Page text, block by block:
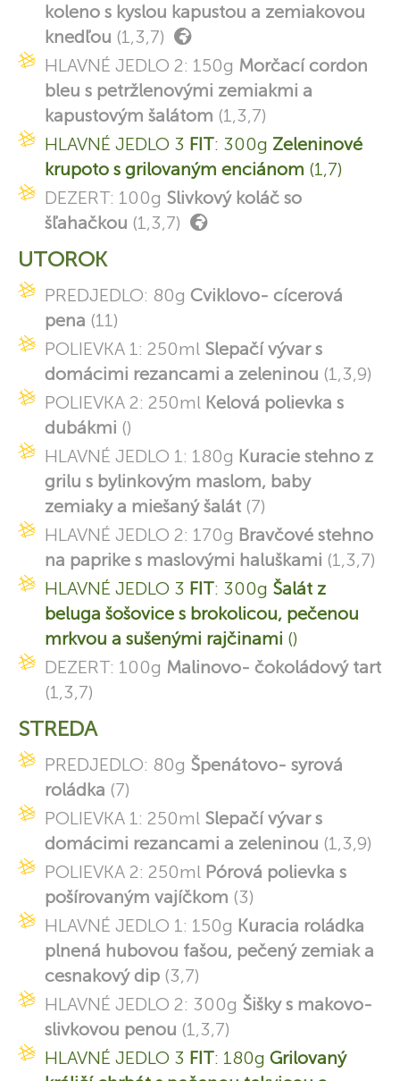
koleno s kyslou kapustou a zemiakovou
knedľou (1,3,7)
HLAVNÉ JEDLO 2: 150g Morčací cordon
bleu s petržlenovými zemiakmi a
kapustovým šalátom (1,3,7)
HLAVNÉ JEDLO 3 FIT: 300g Zeleninové
krupoto s grilovaným enciánom (1,7)
DEZERT: 100g Slivkový koláč so
šľahačkou (1,3,7)
UTOROK
PREDJEDLO: 80g Cviklovo- cícerová
pena (11)
POLIEVKA 1: 250ml Slepačí vývar s
domácimi rezancami a zeleninou (1,3,9)
POLIEVKA 2: 250ml Kelová polievka s
dubákmi ()
HLAVNÉ JEDLO 1: 180g Kuracie stehno z
grilu s bylinkovým maslom, baby
zemiaky a miešaný šalát (7)
HLAVNÉ JEDLO 2: 170g Bravčové stehno
na paprike s maslovými haluškami (1,3,7)
HLAVNÉ JEDLO 3 FIT: 300g Šalát z
beluga šošovice s brokolicou, pečenou
mrkvou a sušenými rajčinami ()
DEZERT: 100g Malinovo- čokoládový tart
(1,3,7)
STREDA
PREDJEDLO: 80g Špenátovo- syrová
roládka (7)
POLIEVKA 1: 250ml Slepačí vývar s
domácimi rezancami a zeleninou (1,3,9)
POLIEVKA 2: 250ml Pórová polievka s
pošírovaným vajíčkom (3)
HLAVNÉ JEDLO 1: 150g Kuracia roládka
plnená hubovou fašou, pečený zemiak a
cesnakový dip (3,7)
HLAVNÉ JEDLO 2: 300g Šišky s makovo-
slivkovou penou (1,3,7)
HLAVNÉ JEDLO 3 FIT: 180g Grilovaný